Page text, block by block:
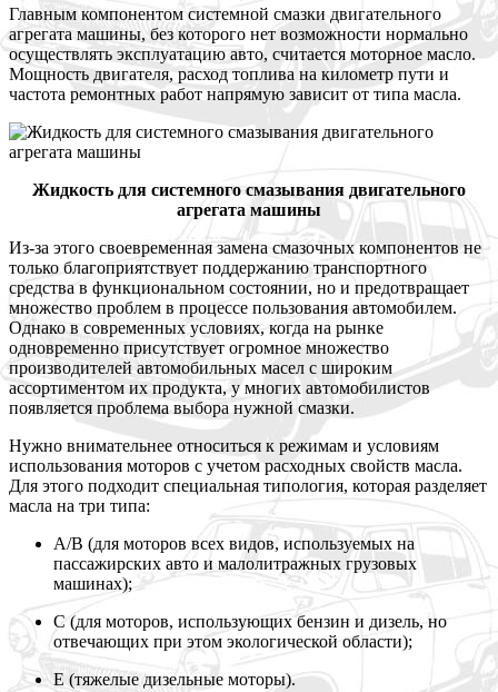
Главным компонентом системной смазки двигательного
агрегата машины, без которого нет возможности нормально
осуществлять эксплуатацию авто, считается моторное масло.
Мощность двигателя, расход топлива на километр пути и
частота ремонтных работ напрямую зависит от типа масла.
Жидкость для системного смазывания двигательного
агрегата машины
Из-за этого своевременная замена смазочных компонентов не
только благоприятствует поддержанию транспортного
средства в функциональном состоянии, но и предотвращает
множество проблем в процессе пользования автомобилем.
Однако в современных условиях, когда на рынке
одновременно присутствует огромное множество
производителей автомобильных масел с широким
ассортиментом их продукта, у многих автомобилистов
появляется проблема выбора нужной смазки.
Нужно внимательнее относиться к режимам и условиям
использования моторов с учетом расходных свойств масла.
Для этого подходит специальная типология, которая разделяет
масла на три типа:
А/В (для моторов всех видов, используемых на
пассажирских авто и малолитражных грузовых
машинах);
С (для моторов, использующих бензин и дизель, но
отвечающих при этом экологической области);
Е (тяжелые дизельные моторы).